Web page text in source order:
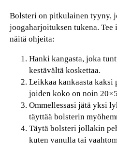
Bolsteri on pitkulainen tyyny,
joogaharjoituksen tukena. Tee
näitä ohjeita:
Hanki kangasta, joka
kestävältä koskettaa.
Leikkaa kankaasta kaksi
joiden koko on noin
Ommellessasi jätä yksi
täyttää bolsterin
Täytä bolsteri jollakin
kuten vanulla tai